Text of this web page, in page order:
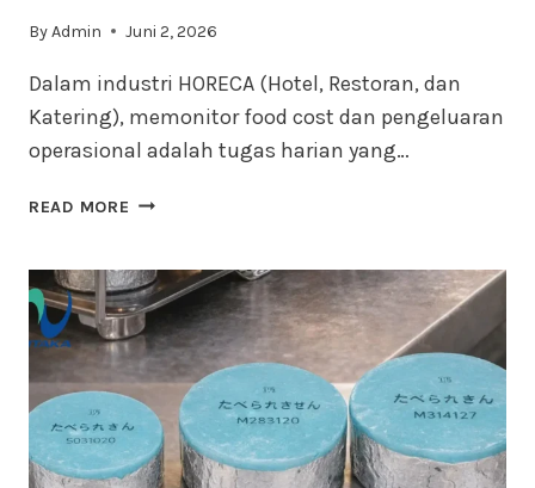
ByAdmin Juni 2, 2026
Dalam industri HORECA (Hotel, Restoran, dan
Katering), memonitor food cost dan pengeluaran
operasional adalah tugas harian yang…
READ MORE AWAS
MENGUNGKAP
“HIDDEN
COST”
PEMILIHAN
BAHAN
BAKAR
CHAFING
DISH